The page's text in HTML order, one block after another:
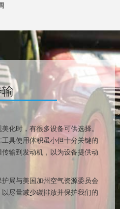
化时，有很多设备可供选择。
具使用体积虽小但十分关键的
输到发动机，以为设备提供动
局与美国加州空气资源委员会
尽量减少碳排放并保护我们的